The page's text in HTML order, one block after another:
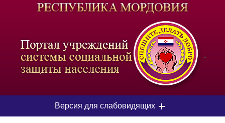
-
Версия для слабовидящих